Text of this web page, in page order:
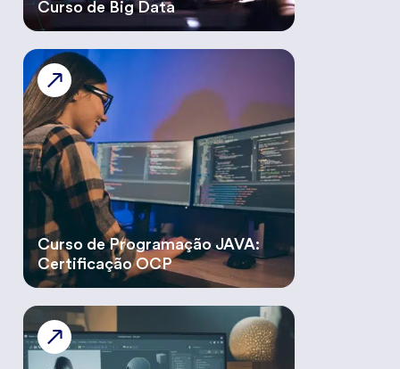
Curso de Big Data
Curso de Programação JAVA:
Certificação OCP